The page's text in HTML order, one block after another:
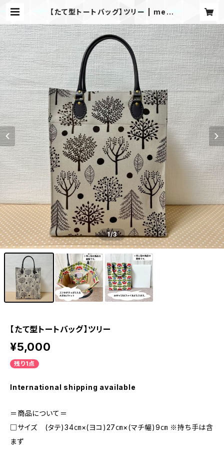
【たて型トートバッグ】ツリー | mem
1/3
【たて型トートバッグ】ツリー
¥5,000
残り1点
International shipping available
＝商品について＝
□サイズ (タテ)34㎝×(ヨコ)27㎝×(マチ幅)9㎝ ※持ち手は含
まず